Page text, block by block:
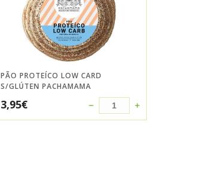
PÃO PROTEÍCO LOW CARD
S/GLÚTEN PACHAMAMA
3,95€